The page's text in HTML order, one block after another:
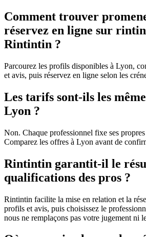
Comment trouver
réservez en ligne sur
Rintintin ?
Parcourez les profils disponibles à Lyon,
et avis, puis réservez en ligne selon les
Les tarifs sont-ils les
Lyon ?
Non. Chaque professionnel fixe ses
Comparez les offres à Lyon avant de
Rintintin garantit-il le
qualifications des pros ?
Rintintin facilite la mise en relation et la
profils et avis, puis choisissez le
nous ne remplaçons pas votre jugement ni